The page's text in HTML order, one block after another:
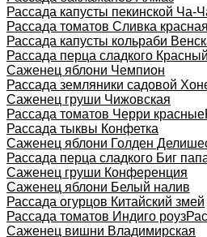
Рассада капусты пекинской Ча-
Рассада томатов Сливка красная
Рассада капусты кольраби
Рассада перца сладкого
Саженец яблони Чемпион
Рассада земляники садовой
Саженец груши Чижовская
Рассада томатов Черри красные
Рассада тыквы Конфетка
Саженец яблони Голден
Рассада перца сладкого Биг
Саженец груши Конференция
Саженец яблони Белый налив
Рассада огурцов Китайский змей
Рассада томатов Индиго роуз
Саженец вишни Владимирская